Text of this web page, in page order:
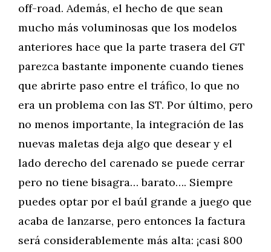
off-road. Además, el hecho de que sean
mucho más voluminosas que los modelos
anteriores hace que la parte trasera del GT
parezca bastante imponente cuando tienes
que abrirte paso entre el tráfico, lo que no
era un problema con las ST. Por último, pero
no menos importante, la integración de las
nuevas maletas deja algo que desear y el
lado derecho del carenado se puede cerrar
pero no tiene bisagra… barato…. Siempre
puedes optar por el baúl grande a juego que
acaba de lanzarse, pero entonces la factura
será considerablemente más alta: ¡casi 800